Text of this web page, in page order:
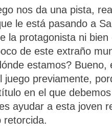
nos da una pista,
le está pasando a
la protagonista ni
de este extraño
estamos? Bueno,
juego previamente,
en el que
ayudar a esta joven
retorcida.